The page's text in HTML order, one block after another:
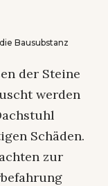
Bausubstanz
der Steine
werden
Schäden.
zur